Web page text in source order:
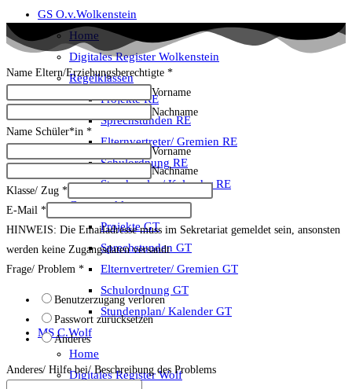
GS O.v.Wolkenstein
Home
Digitales Register Wolkenstein
Regelklassen
Projekte RE
Sprechstunden RE
Elternvertreter/ Gremien RE
Schulordnung RE
Stundenplan/ Kalender RE
Ganztagsklassen
Projekte GT
Sprechstunden GT
Elternvertreter/ Gremien GT
Schulordnung GT
Stundenplan/ Kalender GT
MS C.Wolf
Home
Digitales Register Wolf
Name Eltern/Erziehungsberechtigte *
Vorname
Nachname
Name Schüler*in *
Vorname
Nachname
Klasse/ Zug *
E-Mail *
HINWEIS: Die Emailadresse muss im Sekretariat gemeldet sein, ansonsten
werden keine Zugangsdaten versandt
Frage/ Problem *
Benutzerzugang verloren
Passwort zurücksetzen
Anderes
Anderes/ Hilfe bei/ Beschreibung des Problems